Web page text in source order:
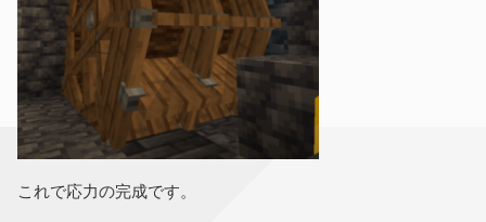
これで応力の完成です。